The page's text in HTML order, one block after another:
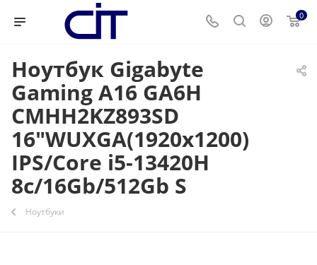
0
Ноутбук Gigabyte
Gaming A16 GA6H
CMHH2KZ893SD
16"WUXGA(1920x1200)
IPS/Core i5-13420H
8c/16Gb/512Gb S
Ноутбуки